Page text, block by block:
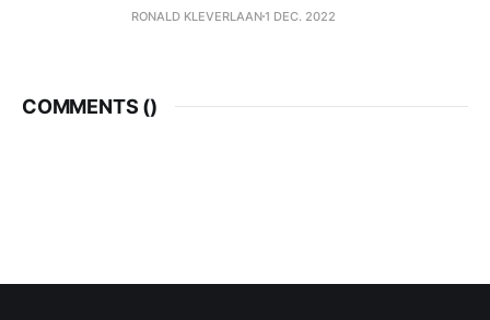
RONALD KLEVERLAAN1 DEC. 2022
COMMENTS ()